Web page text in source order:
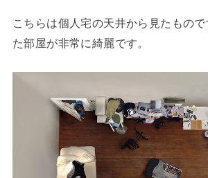
こちらは個人宅の天井から見たもの
た部屋が非常に綺麗です。